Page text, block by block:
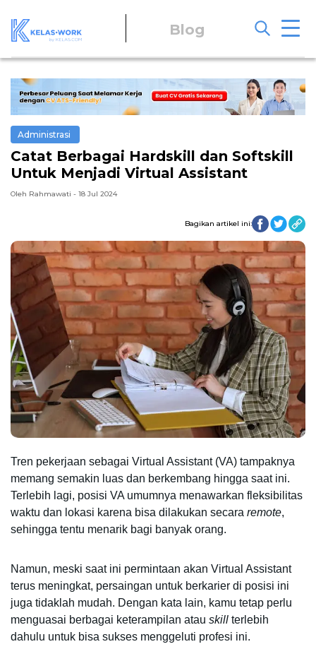
Blog
Administrasi
Catat Berbagai Hardskill dan Softskill
Untuk Menjadi Virtual Assistant
Oleh Rahmawati - 18 Jul 2024
Bagikan artikel ini:
Tren pekerjaan sebagai Virtual Assistant (VA) tampaknya
memang semakin luas dan berkembang hingga saat ini.
Terlebih lagi, posisi VA umumnya menawarkan fleksibilitas
waktu dan lokasi karena bisa dilakukan secara remote,
sehingga tentu menarik bagi banyak orang.
Namun, meski saat ini permintaan akan Virtual Assistant
terus meningkat, persaingan untuk berkarier di posisi ini
juga tidaklah mudah. Dengan kata lain, kamu tetap perlu
menguasai berbagai keterampilan atau skill terlebih
dahulu untuk bisa sukses menggeluti profesi ini.